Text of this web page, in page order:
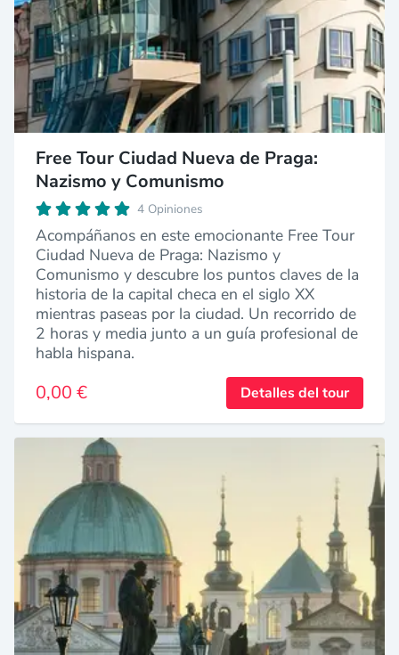
Free Tour Ciudad Nueva de Praga:
Nazismo y Comunismo
4 Opiniones
Acompáñanos en este emocionante Free Tour
Ciudad Nueva de Praga: Nazismo y
Comunismo y descubre los puntos claves de la
historia de la capital checa en el siglo XX
mientras paseas por la ciudad. Un recorrido de
2 horas y media junto a un guía profesional de
habla hispana.
0,00 € Detalles del tour